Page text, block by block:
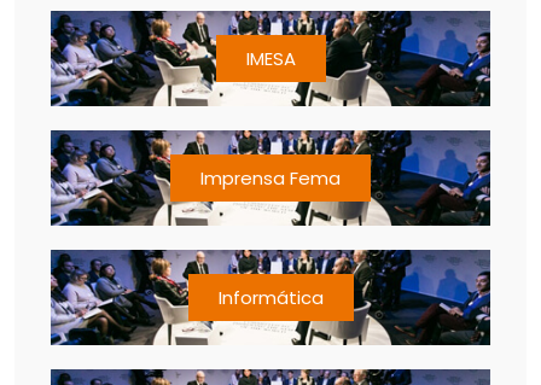
IMESA
Imprensa Fema
Informática